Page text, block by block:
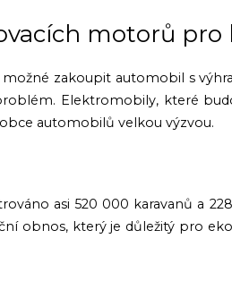
motorů pro
možné zakoupit automobil s
Elektromobily, které
automobilů velkou výzvou.
asi 520 000 karavanů a
obnos, který je důležitý pro